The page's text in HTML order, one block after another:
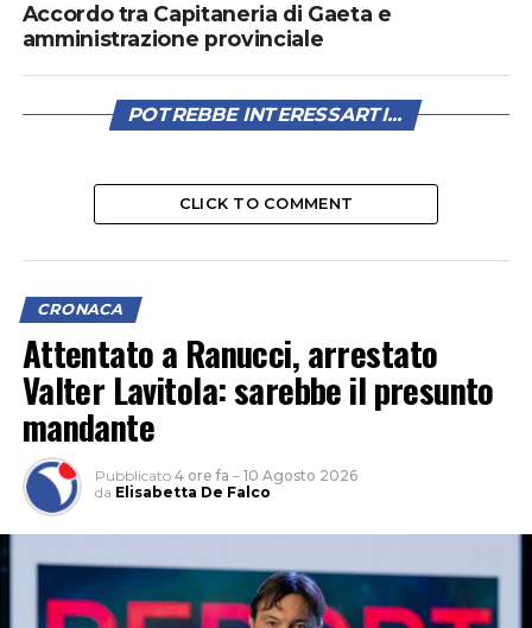
Accordo tra Capitaneria di Gaeta e
amministrazione provinciale
POTREBBE INTERESSARTI...
CLICK TO COMMENT
CRONACA
Attentato a Ranucci, arrestato
Valter Lavitola: sarebbe il presunto
mandante
Pubblicato 4 ore fa – 10 Agosto 2026
da Elisabetta De Falco